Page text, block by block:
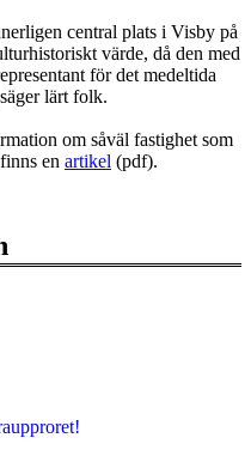
central plats i Visby på
värde, då den med
för det medeltida
lärt folk.
om såväl fastighet som
en artikel (pdf).